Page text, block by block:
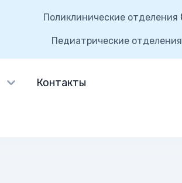
Поликлинические отделения
Педиатрические отделения
Контакты